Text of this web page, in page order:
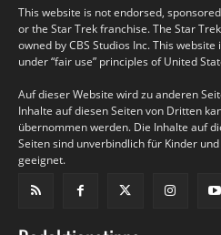
This website is not endorsed,
or the Star Trek franchise. The Star
owned by CBS Studios Inc. This
under “fair use” principles of United
Auf dieser Website wird zu anderen
Inhalte auf diesen Seiten von Dritten
übernommen werden. Die Inhalte auf
Seiten sind unverbindlich für Kinder
geeignet.